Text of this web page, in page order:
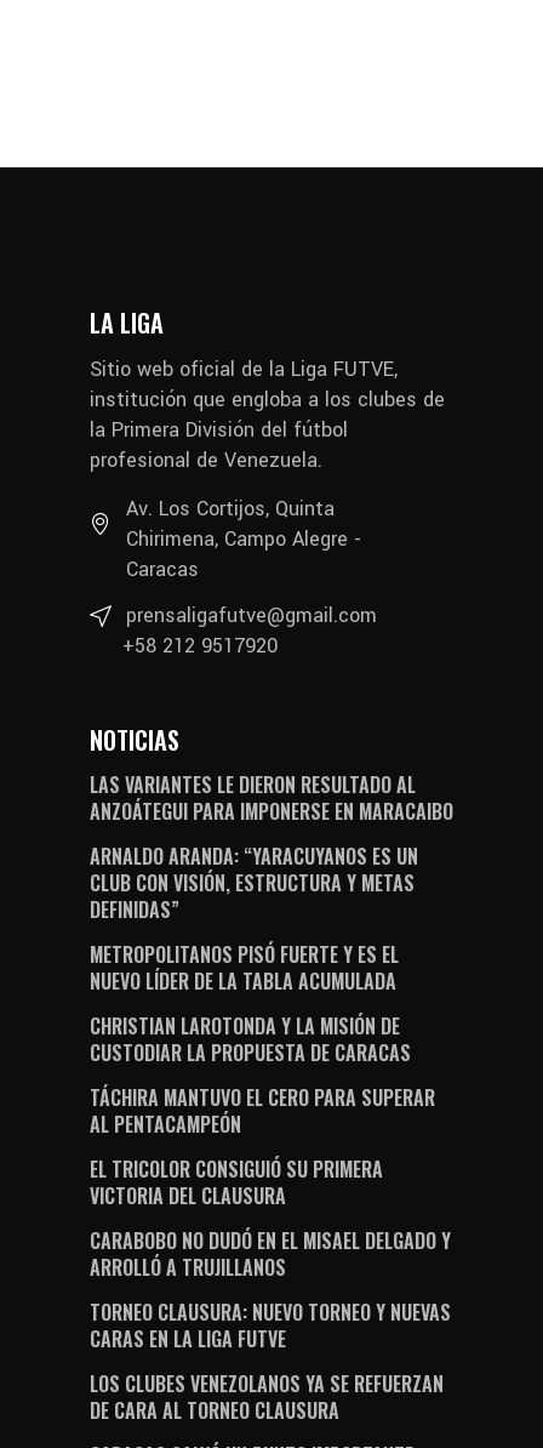
LA LIGA
Sitio web oficial de la Liga FUTVE,
institución que engloba a los clubes de
la Primera División del fútbol
profesional de Venezuela.
Av. Los Cortijos, Quinta
Chirimena, Campo Alegre -
Caracas
prensaligafutve@gmail.com
+58 212 9517920
NOTICIAS
LAS VARIANTES LE DIERON RESULTADO AL
ANZOÁTEGUI PARA IMPONERSE EN MARACAIBO
ARNALDO ARANDA: “YARACUYANOS ES UN
CLUB CON VISIÓN, ESTRUCTURA Y METAS
DEFINIDAS”
METROPOLITANOS PISÓ FUERTE Y ES EL
NUEVO LÍDER DE LA TABLA ACUMULADA
CHRISTIAN LAROTONDA Y LA MISIÓN DE
CUSTODIAR LA PROPUESTA DE CARACAS
TÁCHIRA MANTUVO EL CERO PARA SUPERAR
AL PENTACAMPEÓN
EL TRICOLOR CONSIGUIÓ SU PRIMERA
VICTORIA DEL CLAUSURA
CARABOBO NO DUDÓ EN EL MISAEL DELGADO Y
ARROLLÓ A TRUJILLANOS
TORNEO CLAUSURA: NUEVO TORNEO Y NUEVAS
CARAS EN LA LIGA FUTVE
LOS CLUBES VENEZOLANOS YA SE REFUERZAN
DE CARA AL TORNEO CLAUSURA